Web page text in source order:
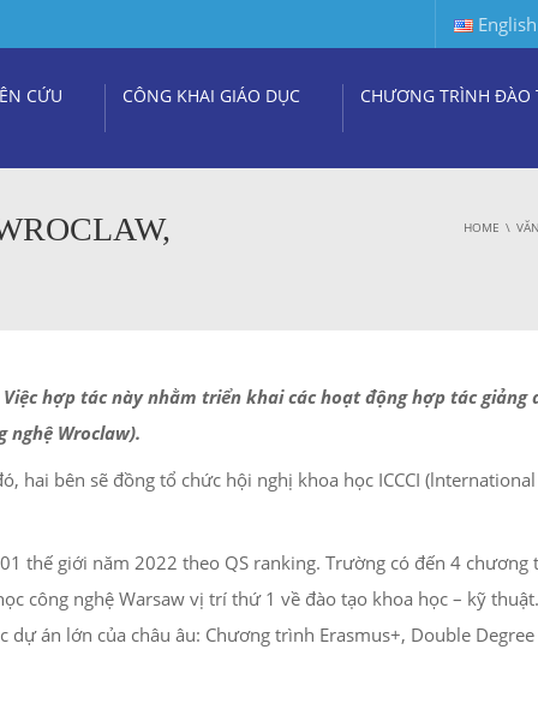
English
CỨU CÔNG KHAI GIÁO DỤC CHƯƠNG TRÌNH ĐÀO
HOME
hợp tác này nhằm triển khai các hoạt động hợp tác giảng
nghệ Wroclaw).
hai bên sẽ đồng tổ chức hội nghị khoa học ICCCI (lnternational
thế giới năm 2022 theo QS ranking. Trường có đến 4 chương
công nghệ Warsaw vị trí thứ 1 về đào tạo khoa học – kỹ
án lớn của châu âu: Chương trình Erasmus+, Double